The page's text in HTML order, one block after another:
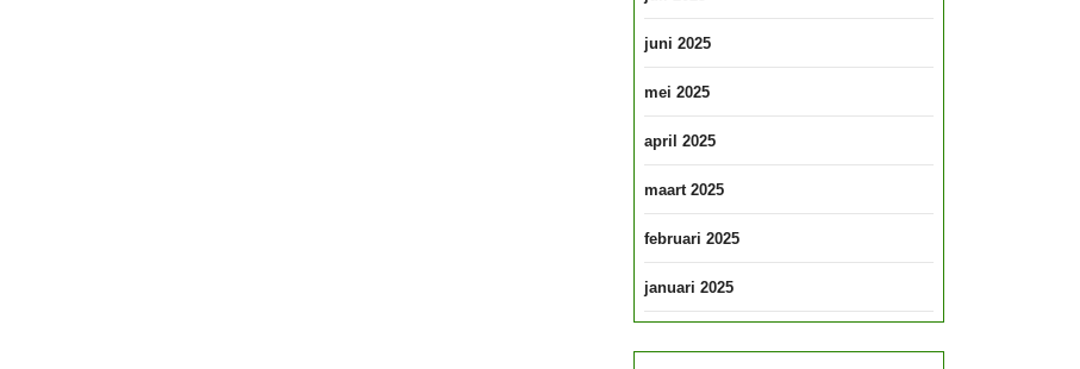
juni 2025
mei 2025
april 2025
maart 2025
februari 2025
januari 2025